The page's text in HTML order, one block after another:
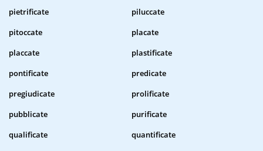
pietrificate
piluccate
pitoccate
placate
placcate
plastificate
pontificate
predicate
pregiudicate
prolificate
pubblicate
purificate
qualificate
quantificate